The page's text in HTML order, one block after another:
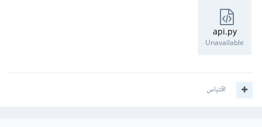
api.py
Unavailable
اقتباس